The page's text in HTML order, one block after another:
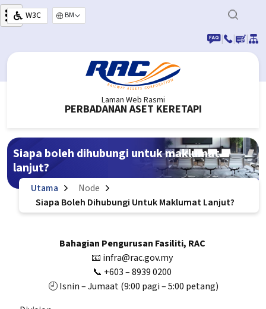
Langkau ke kandungan utama
W3C
Select your language
|
| |
Laman Web Rasmi
PERBADANAN ASET KERETAPI
Siapa boleh dihubungi untuk maklumat
lanjut?
Utama
Node
Siapa Boleh Dihubungi Untuk Maklumat Lanjut?
Bahagian Pengurusan Fasiliti, RAC
📧 infra@rac.gov.my
📞 +603 – 8939 0200
🕘 Isnin – Jumaat (9:00 pagi – 5:00 petang)